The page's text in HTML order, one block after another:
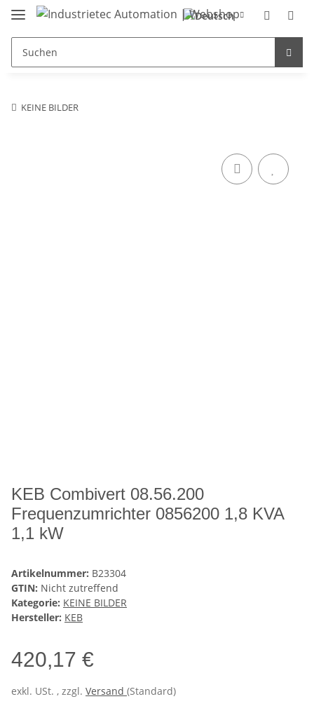
KEINE BILDER
KEB Combivert 08.56.200
Frequenzumrichter 0856200 1,8 KVA
1,1 kW
Artikelnummer: B23304
GTIN: Nicht zutreffend
Kategorie: KEINE BILDER
Hersteller: KEB
420,17 €
exkl. USt. , zzgl. Versand (Standard)